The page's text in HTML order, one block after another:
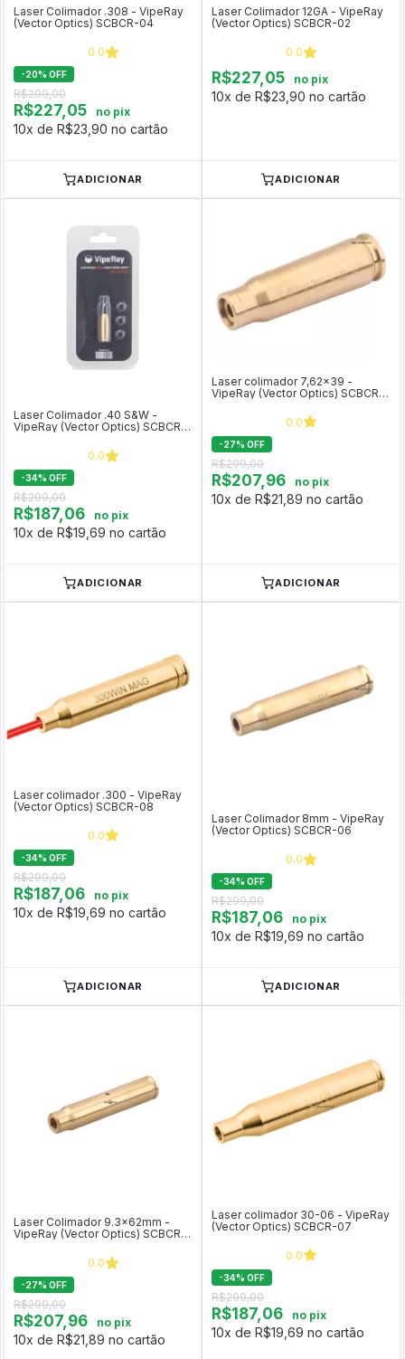
Laser Colimador .308 - VipeRay
(Vector Optics) SCBCR-04
0.0
-20% OFF
R$299,00
R$227,05 no pix
10x de R$23,90 no cartão
ADICIONAR
Laser Colimador 12GA - VipeRay
(Vector Optics) SCBCR-02
0.0
R$227,05 no pix
10x de R$23,90 no cartão
ADICIONAR
Laser Colimador .40 S&W -
VipeRay (Vector Optics) SCBCR-
0.0
-34% OFF
R$299,00
R$187,06 no pix
10x de R$19,69 no cartão
ADICIONAR
Laser colimador 7,62x39 -
VipeRay (Vector Optics) SCBCR-
0.0
-27% OFF
R$299,00
R$207,96 no pix
10x de R$21,89 no cartão
ADICIONAR
Laser colimador .300 - VipeRay
(Vector Optics) SCBCR-08
0.0
-34% OFF
R$299,00
R$187,06 no pix
10x de R$19,69 no cartão
ADICIONAR
Laser Colimador 8mm - VipeRay
(Vector Optics) SCBCR-06
0.0
-34% OFF
R$299,00
R$187,06 no pix
10x de R$19,69 no cartão
ADICIONAR
Laser Colimador 9.3x62mm -
VipeRay (Vector Optics) SCBCR-
0.0
-27% OFF
R$299,00
R$207,96 no pix
10x de R$21,89 no cartão
Laser colimador 30-06 - VipeRay
(Vector Optics) SCBCR-07
0.0
-34% OFF
R$299,00
R$187,06 no pix
10x de R$19,69 no cartão